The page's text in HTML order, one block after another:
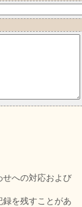
せへの対応および
録を残すことがあ